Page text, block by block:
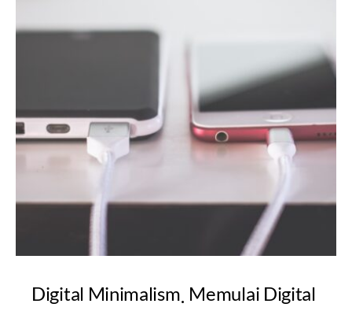
Digital Minimalism Memulai Digital